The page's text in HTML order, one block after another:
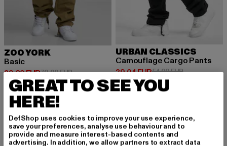
ZOO YORK
Basic
39,20 EUR
Prix courant: 39,20 EUR
79,99 EURPrix en promotion: 79,99 EUR
URBAN CLASSICS
Camouflage Cargo Pants
39,04 EUR
Prix courant: 39,04 EUR
54,99 EURPrix en
GREAT TO SEE YOU
HERE!
DefShop uses cookies to improve your use experience,
save your preferences, analyse use behaviour and to
provide and measure interest-based contents and
advertising. In addition, we allow partners to extract data